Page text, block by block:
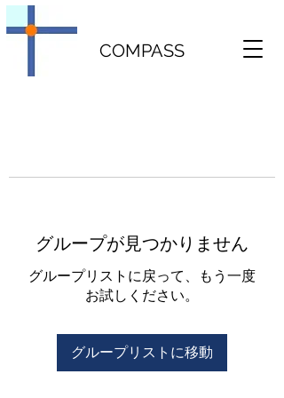
COMPASS
グループが見つかりません
グループリストに戻って、もう一度
お試しください。
グループリストに移動